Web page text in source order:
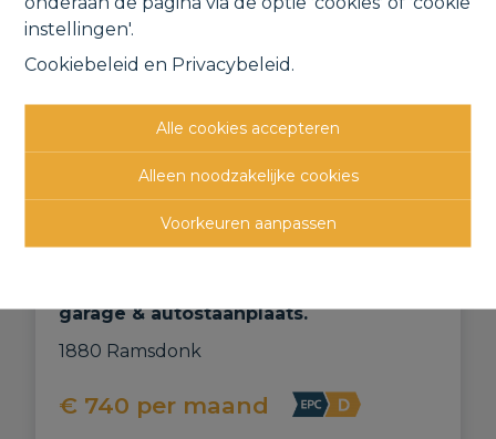
instellingen'.
Cookiebeleid en Privacybeleid.
Alle cookies accepteren
Alleen noodzakelijke cookies
Voorkeuren aanpassen
NIEUW
garage & autostaanplaats.
1880 Ramsdonk
€ 740 per maand